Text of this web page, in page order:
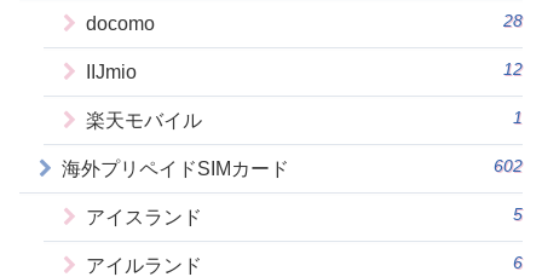
docomo 28
IIJmio 12
楽天モバイル 1
海外プリペイドSIMカード 602
アイスランド 5
アイルランド 6